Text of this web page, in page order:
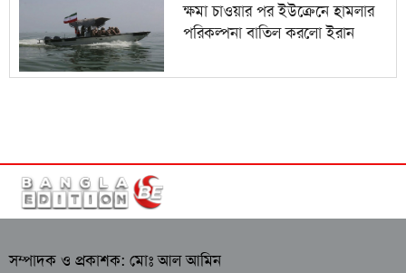
ক্ষমা চাওয়ার পর ইউক্রেনে হামলার
পরিকল্পনা বাতিল করলো ইরান
সম্পাদক ও প্রকাশক: মোঃ আল আমিন